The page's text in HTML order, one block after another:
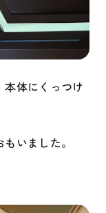
体にくっつけ
いました。